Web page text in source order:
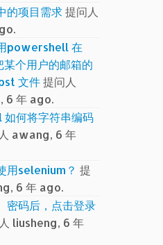
的项目需求提问人
powershell 在
个用户的邮箱的
文件提问人
6 年 ago.
何将字符串编码
awang, 6 年
用selenium？ 提
6 年 ago.
密码后，点击登录
liusheng, 6 年